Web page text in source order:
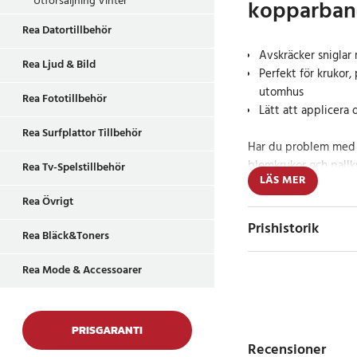
Rea Datortillbehör
Rea Ljud & Bild
Rea Fototillbehör
Rea Surfplattor Tillbehör
Rea Tv-Spelstillbehör
Rea Övrigt
Rea Bläck&Toners
Rea Mode & Accessoarer
PRISGARANTI
Avskräcker
Perfekt för krukor,
utomhus
Lätt att applicera
Har du problem
blomkrukor och
du enkelt skapa en
växter.
Denna stöt är
LÄS MER
Prishistorik
Recensioner